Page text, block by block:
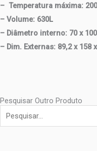
– Temperatura máxima:
– Volume: 630L
– Diâmetro interno: 70 x
– Dim. Externas: 89,2 x 158
Pesquisar Outro Produto
Pesquisar